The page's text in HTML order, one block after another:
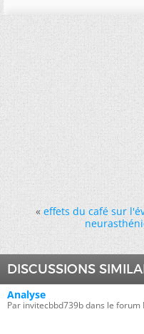
« effets du café sur
DISCUSSIONS
Analyse
Par invitecbbd739b dans le